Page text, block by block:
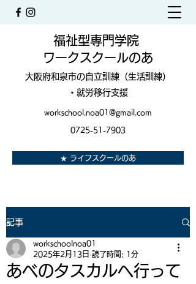
福祉型専門学院
ワークスクールのあ
大阪府和泉市の自立訓練（生活訓練）
・就労移行支援
workschool.noa01@gmail.com
0725-51-7903
★ ライフスクールのあ
記事
あべのタスカルへ行って
workschoolnoa01
2025年2月13日 読了時間: 1分